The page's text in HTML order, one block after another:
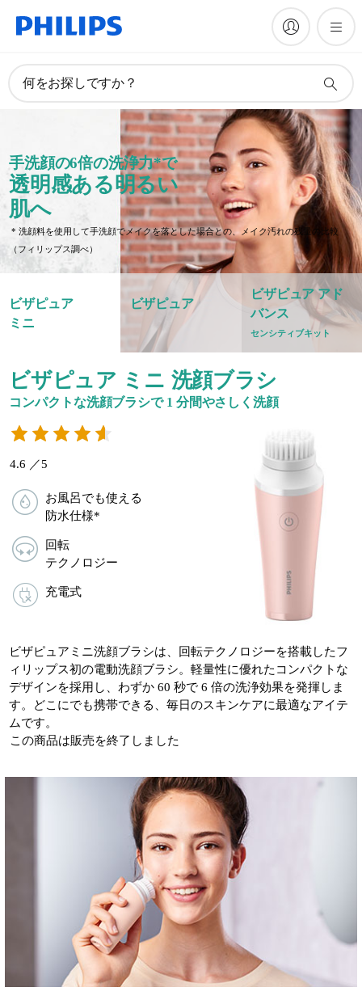
何をお探しですか？
手洗顔の6倍の洗浄力*で
透明感ある明るい
肌へ
* 洗顔料を使用して手洗顔でメイクを落とした場合との、メイク汚れの残量の比較
（フィリップス調べ）
ビザピュア
ミニ
ビザピュア
ビザピュア アド
バンス
センシティブキット
ビザピュア ミニ 洗顔ブラシ
コンパクトな洗顔ブラシで 1 分間やさしく洗顔
4.6 ／5
お風呂でも使える
防水仕様*
回転
テクノロジー
充電式
ビザピュアミニ洗顔ブラシは、回転テクノロジーを搭載したフ
ィリップス初の電動洗顔ブラシ。軽量性に優れたコンパクトな
デザインを採用し、わずか 60 秒で 6 倍の洗浄効果を発揮しま
す。どこにでも携帯できる、毎日のスキンケアに最適なアイテ
ムです。
この商品は販売を終了しました